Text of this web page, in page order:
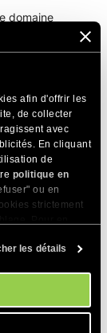
afin d'offrir les
de collecter
avec
En cliquant
de
politique en
ou en
strictement
vos préférences
les détails
domaine
si je ne
moins
chez vous
acheter ?
de rachat ?